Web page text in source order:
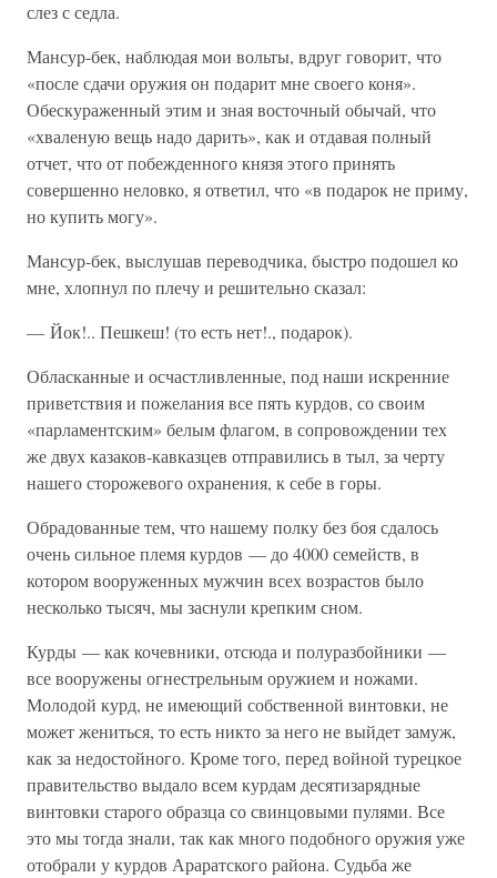
слез с седла.
Мансур-бек, наблюдая мои вольты, вдруг говорит, что
«после сдачи оружия он подарит мне своего коня».
Обескураженный этим и зная восточный обычай, что
«хваленую вещь надо дарить», как и отдавая полный
отчет, что от побежденного князя этого принять
совершенно неловко, я ответил, что «в подарок не приму,
но купить могу».
Мансур-бек, выслушав переводчика, быстро подошел ко
мне, хлопнул по плечу и решительно сказал:
— Йок!.. Пешкеш! (то есть нет!., подарок).
Обласканные и осчастливленные, под наши искренние
приветствия и пожелания все пять курдов, со своим
«парламентским» белым флагом, в сопровождении тех
же двух казаков-кавказцев отправились в тыл, за черту
нашего сторожевого охранения, к себе в горы.
Обрадованные тем, что нашему полку без боя сдалось
очень сильное племя курдов — до 4000 семейств, в
котором вооруженных мужчин всех возрастов было
несколько тысяч, мы заснули крепким сном.
Курды — как кочевники, отсюда и полуразбойники —
все вооружены огнестрельным оружием и ножами.
Молодой курд, не имеющий собственной винтовки, не
может жениться, то есть никто за него не выйдет замуж,
как за недостойного. Кроме того, перед войной турецкое
правительство выдало всем курдам десятизарядные
винтовки старого образца со свинцовыми пулями. Все
это мы тогда знали, так как много подобного оружия уже
отобрали у курдов Араратского района. Судьба же